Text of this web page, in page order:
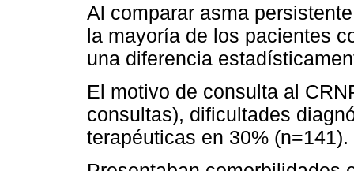
Al comparar asma
la mayoría de los pacientes
una diferencia
El motivo de consulta al
consultas), dificultades
terapéuticas en 30% (n=141).